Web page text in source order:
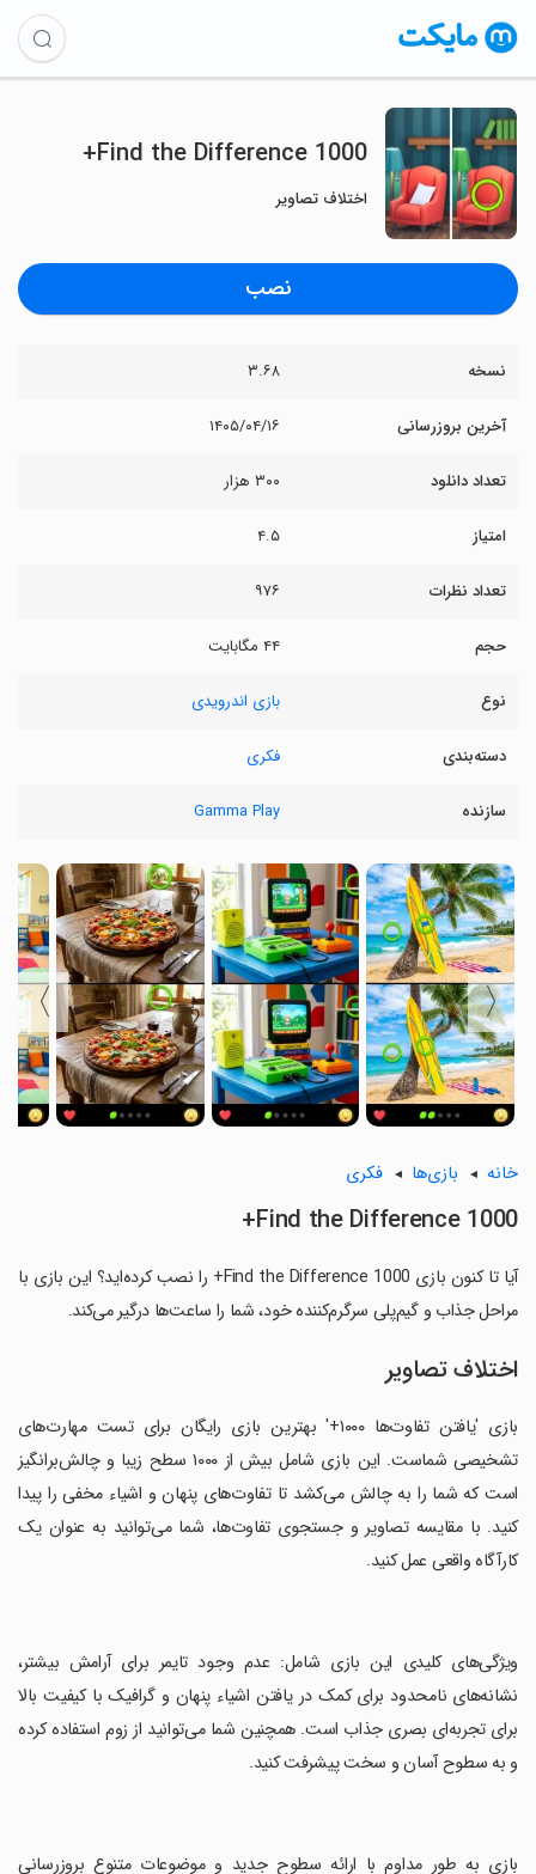
Find the Difference 1000+
اختلاف تصاویر
نصب
نسخه ۳.۶۸
آخرین بروزرسانی ۱۴۰۵/۰۴/۱۶
تعداد دانلود ۳۰۰ هزار
امتیاز ۴.۵
تعداد نظرات ۹۷۶
حجم ۴۴ مگابایت
نوع بازی اندرویدی
دسته‌بندی فکری
سازنده Gamma Play
〈
〉
خانه بازی‌ها فکری
Find the Difference 1000+
آیا تا کنون بازی Find the Difference 1000+ را نصب کرده‌اید؟ این بازی با
مراحل جذاب و گیم‌پلی سرگرم‌کننده خود، شما را ساعت‌ها درگیر می‌کند.
اختلاف تصاویر
بازی 'یافتن تفاوت‌ها ۱۰۰۰+' بهترین بازی رایگان برای تست مهارت‌های
تشخیصی شماست. این بازی شامل بیش از ۱۰۰۰ سطح زیبا و چالش‌برانگیز
است که شما را به چالش می‌کشد تا تفاوت‌های پنهان و اشیاء مخفی را پیدا
کنید. با مقایسه تصاویر و جستجوی تفاوت‌ها، شما می‌توانید به عنوان یک
کارآگاه واقعی عمل کنید.
‏ویژگی‌های کلیدی این بازی شامل: عدم وجود تایمر برای آرامش بیشتر،
نشانه‌های نامحدود برای کمک در یافتن اشیاء پنهان و گرافیک با کیفیت بالا
برای تجربه‌ای بصری جذاب است. همچنین شما می‌توانید از زوم استفاده کرده
و به سطوح آسان و سخت پیشرفت کنید.
‏بازی به طور مداوم با ارائه سطوح جدید و موضوعات متنوع بروزرسانی